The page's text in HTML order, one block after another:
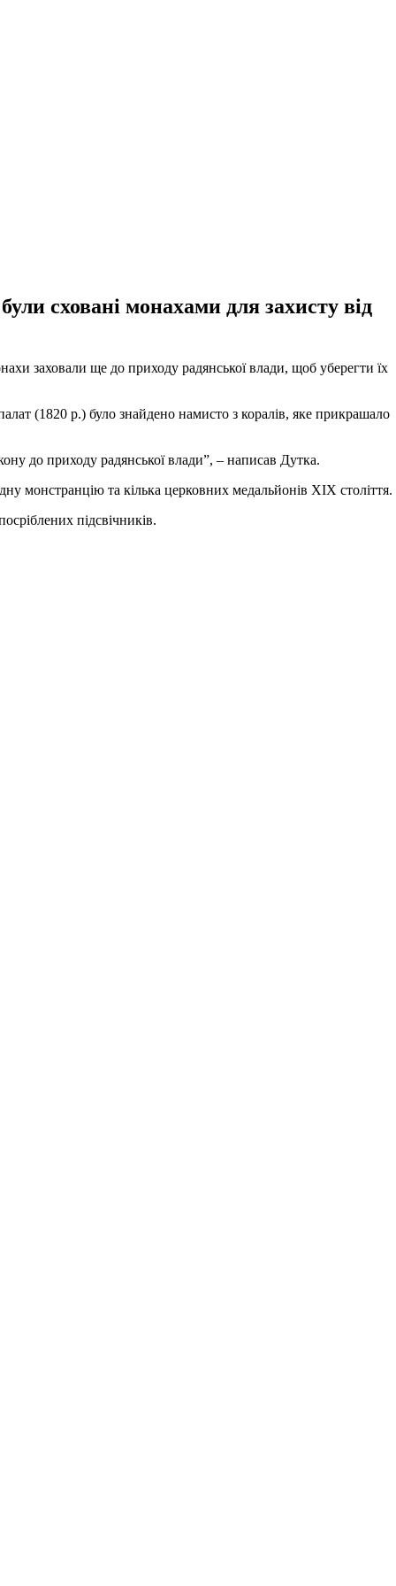
сховані монахами для захисту від
заховали ще до приходу радянської влади, щоб уберегти їх
(1820 р.) було знайдено намисто з коралів, яке прикрашало
до приходу радянської влади”, – написав Дутка.
монстранцію та кілька церковних медальйонів XIX століття.
підсвічників.